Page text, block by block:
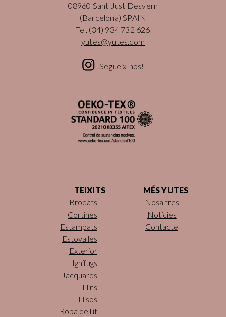
08960 Sant Just Desvern
(Barcelona) SPAIN
Tel. (34) 934 732 626
yutes@yutes.com
Segueix-nos!
TEIXITS
Brodats
Cortines
Estampats
Estovalles
Exterior
Ignífugs
Jacquards
Llins
Llisos
Roba de llit
MÉS YUTES
Nosaltres
Notícies
Contacte